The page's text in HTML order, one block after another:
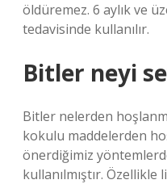
öldüremez. 6 aylık ve
tedavisinde kullanılır.
Bitler neyi
Bitler nelerden
kokulu maddelerden
önerdiğimiz
kullanılmıştır.